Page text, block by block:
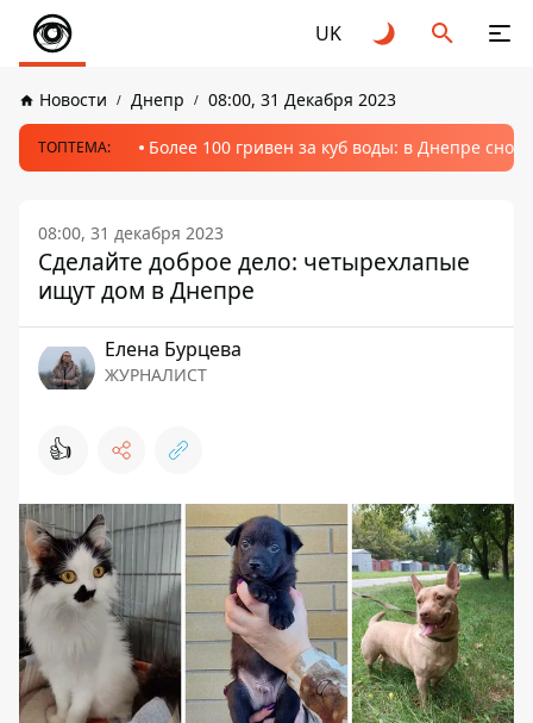
UK
Новости Днепр 08:00, 31 Декабря 2023
ТОПТЕМА: Более 100 гривен за куб воды: в Днепре
08:00, 31 декабря 2023
Сделайте доброе дело: четырехлапые
ищут дом в Днепре
Елена Бурцева
ЖУРНАЛИСТ
👍